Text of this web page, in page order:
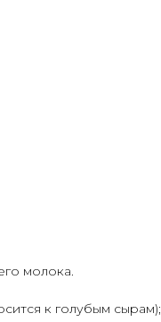
молока.
к голубым сырам);